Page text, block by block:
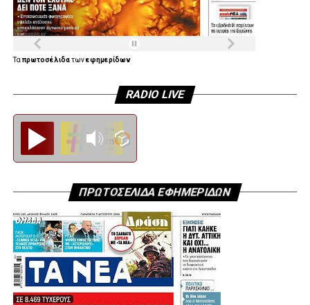
Ταπρωτοσέλιδατωνεφημερίδων
RADIO LIVE
ΠΡΩΤΟΣΕΛΙΔΑ ΕΦΗΜΕΡΙΔΩΝ